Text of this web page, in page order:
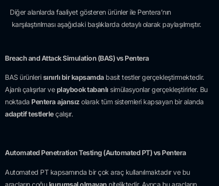
Diğer alanlarda faaliyet gösteren ürünler ile Pentera’nın
karşılaştırılması aşağıdaki başlıklarda detaylı olarak paylaşılmıştır.
Breach and Attack Simulation (BAS) vs Pentera
BAS ürünlerisınırlı bir kapsamdabasit testler gerçekleştirmektedir.
Ajanlı çalışırlar ve playbook tabanlı simülasyonlar gerçekleştirirler. Bu
noktada Pentera ajansızolarak tüm sistemleri kapsayan bir alanda
adaptif testlerleçalışır.
Automated Penetration Testing (Automated PT) vs Pentera
Automated PT kapsamında bir çok araç kullanılmaktadır ve bu
araçların çoğu kurumsal olmayan niteliktedir. Ayrıca bu araçların